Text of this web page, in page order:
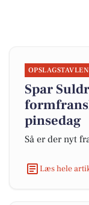
OPSLAGSTAVLEN
Spar
pinsedag
Så er der nyt
Læs hele